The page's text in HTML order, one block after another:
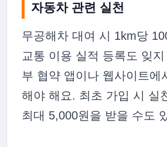
자동차 관련 실천
무공해차 대여 시 1km당
교통 이용 실적 등록도 잊
부 협약 앱이나 웹사이트에
해야 해요. 최초 가입 시 실
최대 5,000원을 받을 수도